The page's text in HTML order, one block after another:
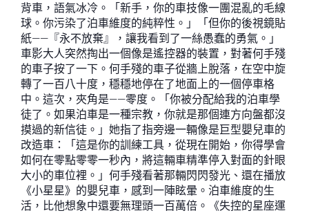
背車，語氣冰冷。「新手，你的車技像一團混亂的毛線
球。你污染了泊車維度的純粹性。」「但你的後視鏡貼
紙——『永不放棄』，讓我看到了一絲愚蠢的勇氣。」
車影大人突然掏出一個像是遙控器的裝置，對著何手殘
的車子按了一下。何手殘的車子從牆上脫落，在空中旋
轉了一百八十度，穩穩地停在了地面上的一個停車格
中。這次，夾角是——零度。「你被分配給我的泊車學
徒了。如果泊車是一種宗教，你就是那個連方向盤都沒
摸過的新信徒。」她指了指旁邊一輛像是巨型嬰兒車的
改造車：「這是你的訓練工具，從現在開始，你得學會
如何在零點零零一秒內，將這輛車精準停入對面的針眼
大小的車位裡。」何手殘看著那輛閃閃發光、還在播放
《小星星》的嬰兒車，感到一陣眩暈。泊車維度的生
活，比他想象中還要無理頭一百萬倍。《失控的星座運